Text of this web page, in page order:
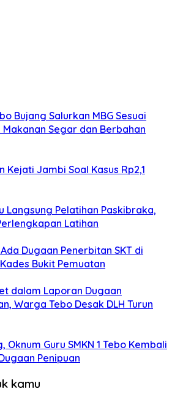
Bujang Salurkan MBG Sesuai
Makanan Segar dan Berbahan
Kejati Jambi Soal Kasus Rp2,1
Langsung Pelatihan Paskibraka,
Latihan
Dugaan Penerbitan SKT di
Bukit Pemuatan
dalam Laporan Dugaan
Warga Tebo Desak DLH Turun
Oknum Guru SMKN 1 Tebo Kembali
Penipuan
kamu